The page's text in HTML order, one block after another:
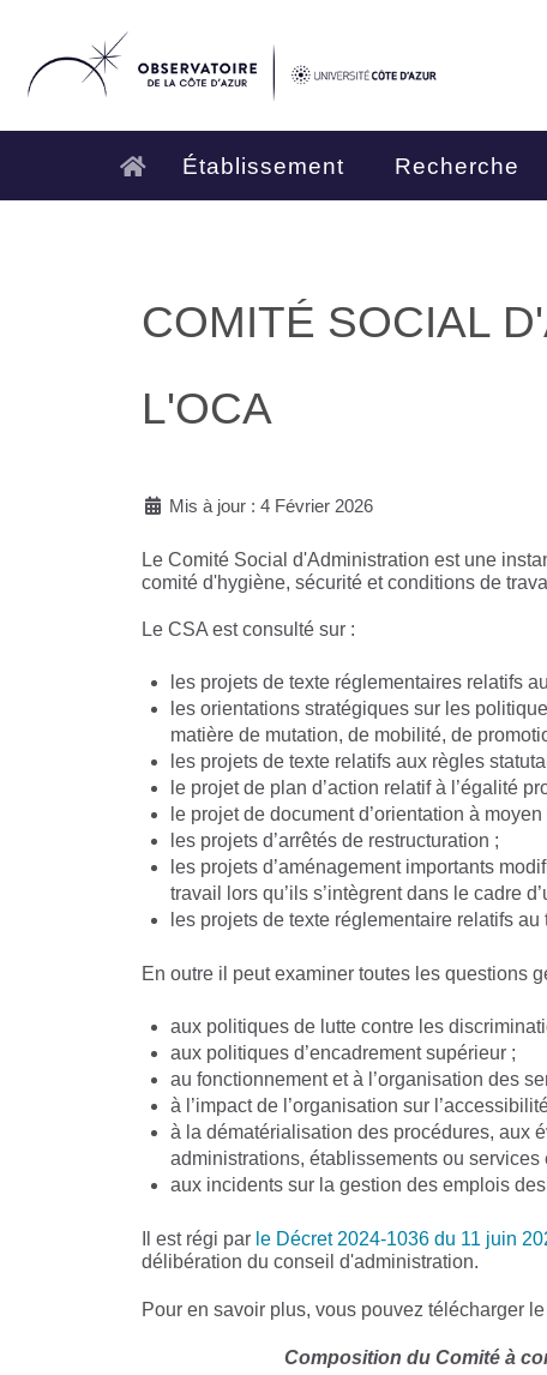
Établissement Recherche
COMITÉ SOCIAL
L'OCA
Mis à jour : 4 Février 2026
Le Comité Social d'Administration est une
comité d'hygiène, sécurité et conditions de
Le CSA est consulté sur :
les projets de texte réglementaires relatifs
les orientations stratégiques sur les
matière de mutation, de mobilité, de
les projets de texte relatifs aux règles
le projet de plan d’action relatif à l’égalité
le projet de document d’orientation à
les projets d’arrêtés de restructuration ;
les projets d’aménagement importants
travail lors qu’ils s’intègrent dans le cadre
les projets de texte réglementaire relatifs au
En outre il peut examiner toutes les questions
aux politiques de lutte contre les
aux politiques d’encadrement supérieur ;
au fonctionnement et à l’organisation des
à l’impact de l’organisation sur
à la dématérialisation des procédures, aux
administrations, établissements ou
aux incidents sur la gestion des emplois
Il est régi par le Décret 2024-1036 du 11 juin
délibération du conseil d'administration.
Pour en savoir plus, vous pouvez télécharger
Composition du Comité à